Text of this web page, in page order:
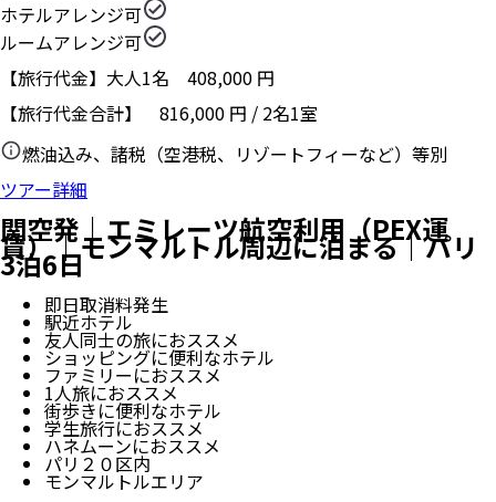
ホテルアレンジ可
ルームアレンジ可
【旅行代金】大人1名 408,000 円
【旅行代金合計】 816,000 円 / 2名1室
燃油込み、諸税（空港税、リゾートフィーなど）等別
ツアー詳細
関空発｜エミレーツ航空利用（PEX運
賃）｜モンマルトル周辺に泊まる｜パリ
3泊6日
即日取消料発生
駅近ホテル
友人同士の旅におススメ
ショッピングに便利なホテル
ファミリーにおススメ
1人旅におススメ
街歩きに便利なホテル
学生旅行におススメ
ハネムーンにおススメ
パリ２０区内
モンマルトルエリア